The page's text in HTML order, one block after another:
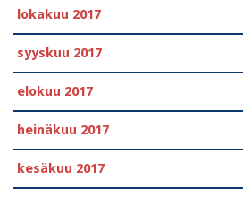
lokakuu 2017
syyskuu 2017
elokuu 2017
heinäkuu 2017
kesäkuu 2017